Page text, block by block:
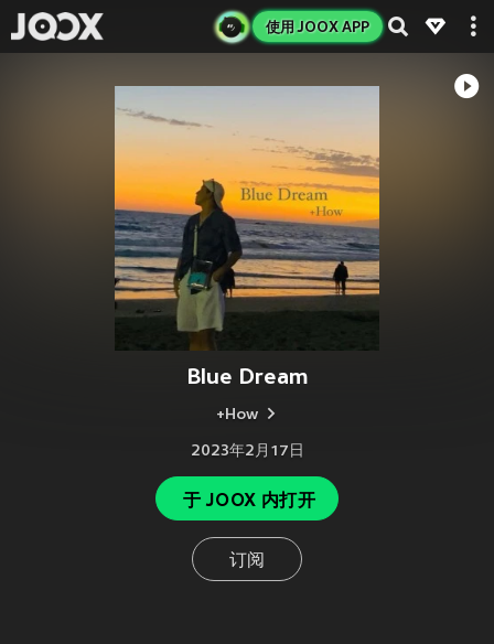
使用 JOOX APP
Blue Dream
+How
2023年2月17日
于 JOOX 内打开
订阅